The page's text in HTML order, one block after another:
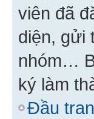
viên đã
diện, gửi
nhóm…
ký làm
Đầu